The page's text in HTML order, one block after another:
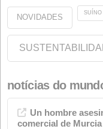
Sobre nós
Jurídico
Nosso
Sobre o site